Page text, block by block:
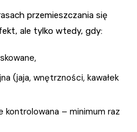
przemieszczania się
ale tylko wtedy, gdy:
(jaja, wnętrzności, kawałek
kontrolowana – minimum raz